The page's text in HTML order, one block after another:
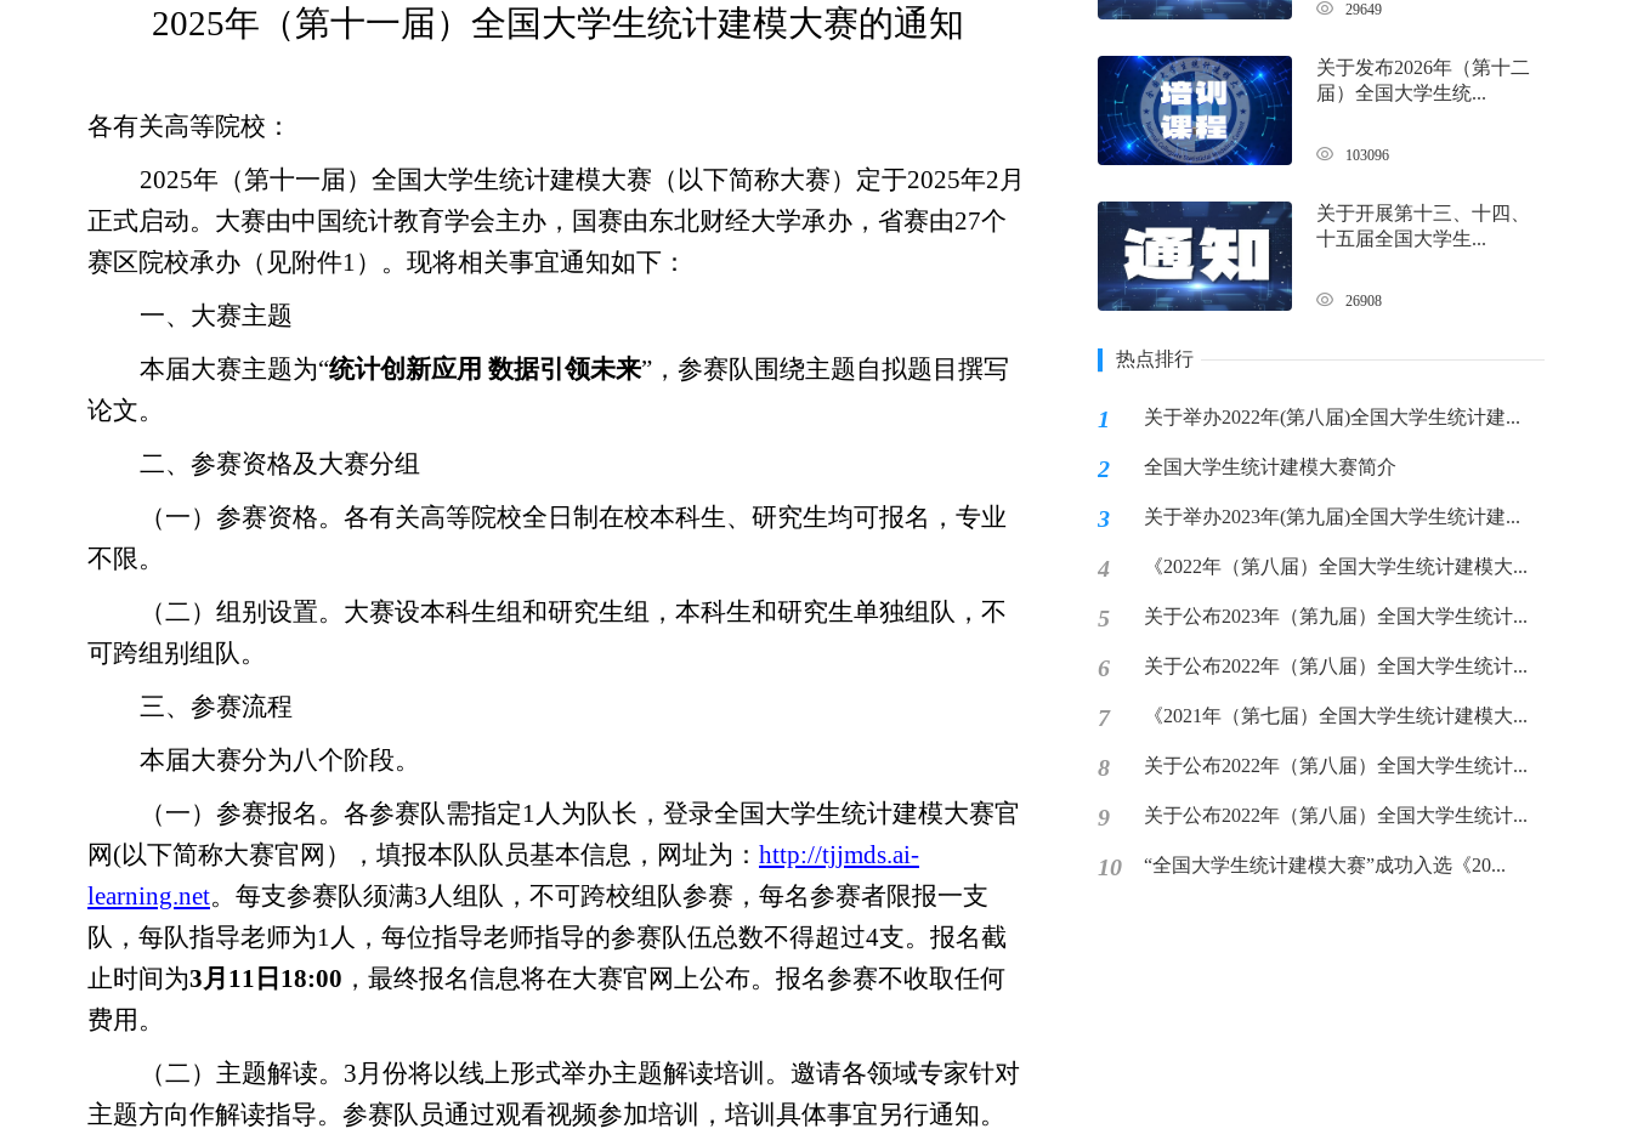
2025年 （第十一届）全国大学生统计建模大赛的通知
各有关高等院校：
2025年（第十一届）全国大学生统计建模大赛（以下简称大赛）定于2025年2月
正式启动。大赛由中国统计教育学会主办，国赛由东北财经大学承办，省赛由27个
赛区院校承办（见附件1）。现将相关事宜通知如下：
一、 大赛主题
本届大赛主题为“统计创新应用 数据引领未来”，参赛队围绕主题自拟题目撰写
论文。
二、参赛资格及大赛分组
（一）参赛资格。 各有关高等院校全日制在校本科生、研究生均可报名，专业
不限。
（二）组别设置。 大赛设本科生组和研究生组，本科生和研究生单独组队， 不
可跨组别组队。
三、参赛流程
本届大赛分为八个阶段。
（一）参赛报名。 各参赛队需指定1人为队长，登录全国大学生统计建模大赛官
网(以下简称大赛官网），填报本队队员基本信息，网址为： http://tjjmds.ai-
learning.net。每支参赛队须满3人组队，不可跨校组队参赛， 每名参赛者限报一支
队，每队指导老师为1人，每位指导老师指导的参赛队伍总数不得超过4支。报名截
止时间为3月11日18:00 ，最终报名信息将在大赛官网上公布。 报名参赛不收取任何
费用。
（二）主题解读。 3月份将以线上形式举办主题解读培训。邀请各领域专家针对
主题方向作解读指导。参赛队员通过观看视频参加培训，培训具体事宜另行通知。
29649
关于发布2026年（第十二
届）全国大学生统...
103096
关于开展第十三、十四、
十五届全国大学生...
26908
热点排行
1 关于举办2022年(第八届)全国大学生统计建...
2 全国大学生统计建模大赛简介
3 关于举办2023年(第九届)全国大学生统计建...
4 《2022年（第八届）全国大学生统计建模大...
5 关于公布2023年（第九届）全国大学生统计...
6 关于公布2022年（第八届）全国大学生统计...
7 《2021年（第七届）全国大学生统计建模大...
8 关于公布2022年（第八届）全国大学生统计...
9 关于公布2022年（第八届）全国大学生统计...
10 “全国大学生统计建模大赛”成功入选《20...